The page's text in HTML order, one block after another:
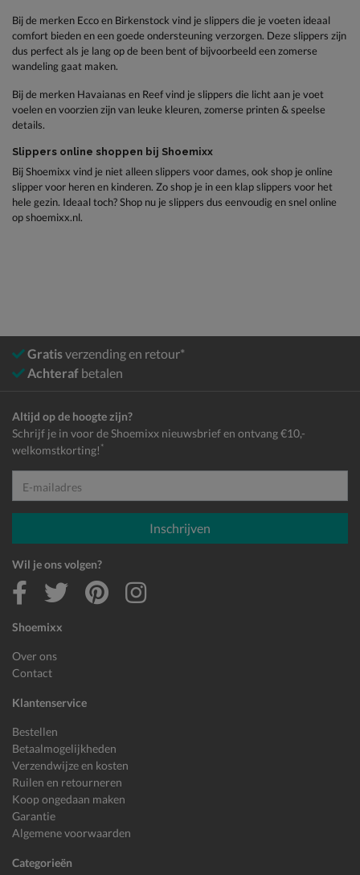
Bij de merken Ecco en Birkenstock vind je slippers die je voeten ideaal
comfort bieden en een goede ondersteuning verzorgen. Deze slippers zijn
dus perfect als je lang op de been bent of bijvoorbeeld een zomerse
wandeling gaat maken.
Bij de merken Havaianas en Reef vind je slippers die licht aan je voet
voelen en voorzien zijn van leuke kleuren, zomerse printen & speelse
details.
Slippers online shoppen bij Shoemixx
Bij Shoemixx vind je niet alleen slippers voor dames, ook shop je online
slipper voor heren en kinderen. Zo shop je in een klap slippers voor het
hele gezin. Ideaal toch? Shop nu je slippers dus eenvoudig en snel online
op shoemixx.nl.
Gratisverzending en retour*
Achteraf betalen
Shoemixx
Over ons
Contact
Klantenservice
Bestellen
Betaalmogelijkheden
Verzendwijze en kosten
Ruilen en retourneren
Koop ongedaan maken
Garantie
Algemene voorwaarden
Categorieën
Altijd op de hoogte zijn?
Schrijf je in voor de Shoemixx nieuwsbrief en ontvang €10,-
welkomstkorting! *
E-mailadres
Inschrijven
Wil je ons volgen?